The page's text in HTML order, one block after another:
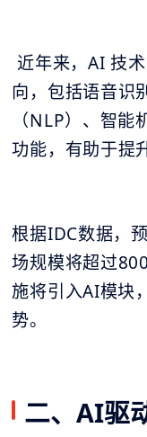
近年来，AI 技
向，包括语音识
（NLP）、智
功能，有助于提
根据IDC数据，
场规模将超过
施将引入AI模块
势。
二、AI驱